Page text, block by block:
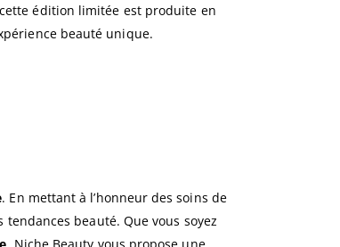
édition limitée est produite en
beauté unique.
. En mettant à l’honneur des soins de
beauté. Que vous soyez